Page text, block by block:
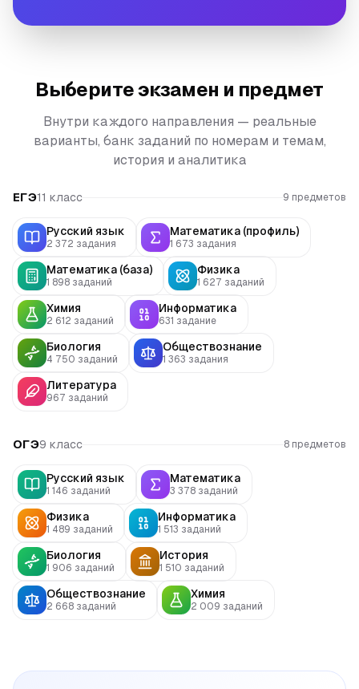
Выберите экзамен и предмет
Внутри каждого направления — реальные
варианты, банк заданий по номерам и темам,
история и аналитика
ЕГЭ11 класс 9 предметов
ЕГЭ
Русский язык
2 372 задания
ЕГЭ
Математика (профиль)
1 673 задания
ЕГЭ
Математика (база)
1 898 заданий
ЕГЭ
Физика
1 627 заданий
ЕГЭ
Химия
2 612 заданий
ЕГЭ
Информатика
631 задание
ЕГЭ
Биология
4 750 заданий
ЕГЭ
Обществознание
1 363 задания
ЕГЭ
Литература
967 заданий
ОГЭ9 класс 8 предметов
ОГЭ
Русский язык
1 146 заданий
ОГЭ
Математика
3 378 заданий
ОГЭ
Физика
1 489 заданий
ОГЭ
Информатика
1 513 заданий
ОГЭ
Биология
1 906 заданий
ОГЭ
История
1 510 заданий
ОГЭ
Обществознание
2 668 заданий
ОГЭ
Химия
2 009 заданий